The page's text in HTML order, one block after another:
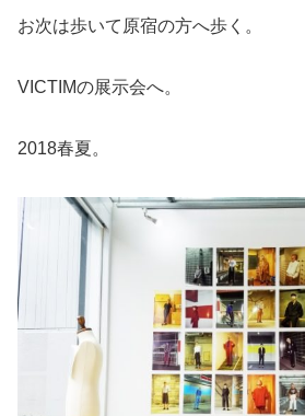
お次は歩いて原宿の方へ歩く。
VICTIMの展示会へ。
2018春夏。